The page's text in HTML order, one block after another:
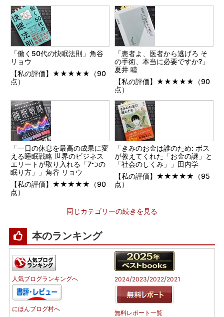
「働く50代の快眠法則」角谷
リョウ
【私の評価】★★★★★（90
点）
「患者よ、医者から逃げろ そ
の手術、本当に必要ですか?」
夏井 睦
【私の評価】★★★★★（90
点）
「一日の休息を最高の成果に変
える睡眠戦略 世界のビジネス
エリートが取り入れる「7つの
眠り方」」角谷 リョウ
【私の評価】★★★★★（90
点）
「きみのお金は誰のため: ボス
が教えてくれた「お金の謎」と
「社会のしくみ」」田内学
【私の評価】★★★★★（95
点）
同じカテゴリーの続きを見る
本のランキング
人気ブログランキングへ
にほんブログ村へ
2024/2023/2022/2021
無料レポート一覧